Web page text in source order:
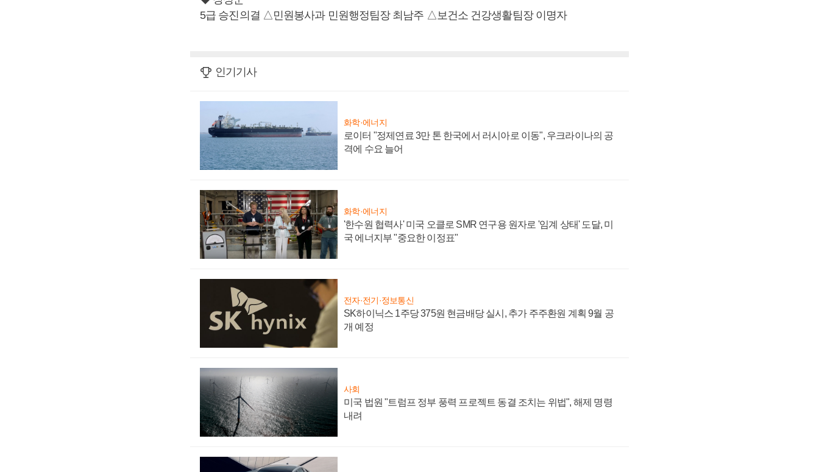
5급 승진의결 △민원봉사과 민원행정팀장 최남주 △보건소 건강생활팀장 이명자
인기기사
화학·에너지
로이터 "정제연료 3만 톤 한국에서 러시아로 이동", 우크라이나의 공
격에 수요 늘어
화학·에너지
'한수원 협력사' 미국 오클로 SMR 연구용 원자로 '임계 상태' 도달, 미
국 에너지부 "중요한 이정표"
전자·전기·정보통신
SK하이닉스 1주당 375원 현금배당 실시, 추가 주주환원 계획 9월 공
개 예정
사회
미국 법원 "트럼프 정부 풍력 프로젝트 동결 조치는 위법", 해제 명령
내려